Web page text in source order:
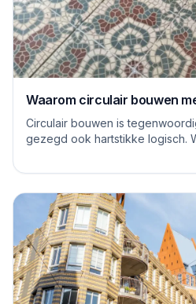
Waarom circulair bouwen
een goed idee is
Circulair bouwen is
gezegd ook hartstikke logisch.